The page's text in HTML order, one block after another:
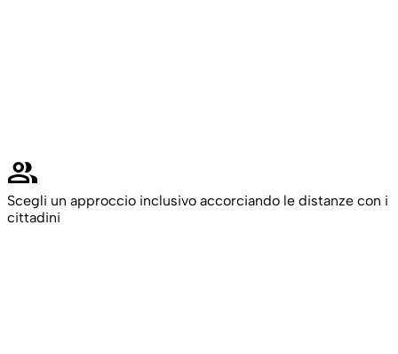
group
Scegli un approccio inclusivo accorciando le distanze con i
cittadini